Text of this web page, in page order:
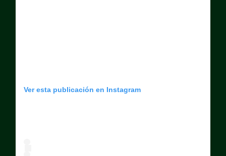
Ver esta publicación en Instagram